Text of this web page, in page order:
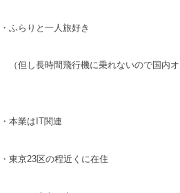
・ふらりと一人旅好き
（但し長時間飛行機に乗れないので国内オ
・本業はIT関連
・東京23区の程近くに在住